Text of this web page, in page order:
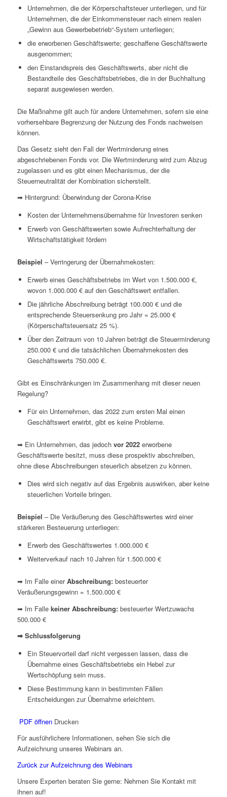
Unternehmen, die der Körperschaftsteuer unterliegen, und für
Unternehmen, die der Einkommensteuer nach einem realen
„Gewinn aus Gewerbebetrieb“-System unterliegen;
die erworbenen Geschäftswerte; geschaffene Geschäftswerte
ausgenommen;
den Einstandspreis des Geschäftswerts, aber nicht die
Bestandteile des Geschäftsbetriebes, die in der Buchhaltung
separat ausgewiesen werden.
Die Maßnahme gilt auch für andere Unternehmen, sofern sie eine
vorhersehbare Begrenzung der Nutzung des Fonds nachweisen
können.
Das Gesetz sieht den Fall der Wertminderung eines
abgeschriebenen Fonds vor. Die Wertminderung wird zum Abzug
zugelassen und es gibt einen Mechanismus, der die
Steuerneutralität der Kombination sicherstellt.
➡ Hintergrund: Überwindung der Corona-Krise
Kosten der Unternehmensübernahme für Investoren senken
Erwerb von Geschäftswerten sowie Aufrechterhaltung der
Wirtschaftstätigkeit fördern
Beispiel – Verringerung der Übernahmekosten:
Erwerb eines Geschäftsbetriebs im Wert von 1.500.000 €,
wovon 1.000.000 € auf den Geschäftswert entfallen.
Die jährliche Abschreibung beträgt 100.000 € und die
entsprechende Steuersenkung pro Jahr = 25.000 €
(Körperschaftsteuersatz 25 %).
Über den Zeitraum von 10 Jahren beträgt die Steuerminderung
250.000 € und die tatsächlichen Übernahmekosten des
Geschäftswerts 750.000 €.
Gibt es Einschränkungen im Zusammenhang mit dieser neuen
Regelung?
Für ein Unternehmen, das 2022 zum ersten Mal einen
Geschäftswert erwirbt, gibt es keine Probleme.
➡ Ein Unternehmen, das jedoch vor 2022erworbene
Geschäftswerte besitzt, muss diese prospektiv abschreiben,
ohne diese Abschreibungen steuerlich absetzen zu können.
Dies wird sich negativ auf das Ergebnis auswirken, aber keine
steuerlichen Vorteile bringen.
Beispiel – Die Veräußerung des Geschäftswertes wird einer
stärkeren Besteuerung unterliegen:
Erwerb des Geschäftswertes 1.000.000 €
Weiterverkauf nach 10 Jahren für 1.500.000 €
➡ Im Falle einerAbschreibung:besteuerter
Veräußerungsgewinn = 1.500.000 €
➡ Im Falle keiner Abschreibung:besteuerter Wertzuwachs
500.000 €
➡ Schlussfolgerung
Ein Steuervorteil darf nicht vergessen lassen, dass die
Übernahme eines Geschäftsbetriebs ein Hebel zur
Wertschöpfung sein muss.
Diese Bestimmung kann in bestimmten Fällen
Entscheidungen zur Übernahme erleichtern.
PDF öffnen Drucken
Für ausführlichere Informationen, sehen Sie sich die
Aufzeichnung unseres Webinars an.
Zurück zur Aufzeichnung des Webinars
Unsere Experten beraten Sie gerne: Nehmen Sie Kontakt mit
ihnen auf!